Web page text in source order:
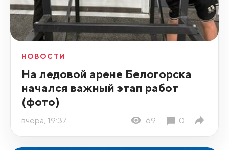
НОВОСТИ
На ледовой арене Белогорска
начался важный этап работ
(фото)
вчера, 19:37 69 0